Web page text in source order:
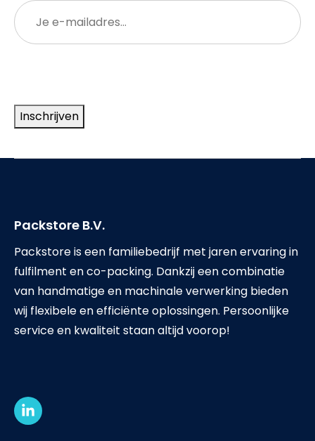
E-
mailadres(Vereist)
Inschrijven
Packstore B.V.
Packstore is een familiebedrijf met jaren ervaring in
fulfilment en co-packing. Dankzij een combinatie
van handmatige en machinale verwerking bieden
wij flexibele en efficiënte oplossingen. Persoonlijke
service en kwaliteit staan altijd voorop!